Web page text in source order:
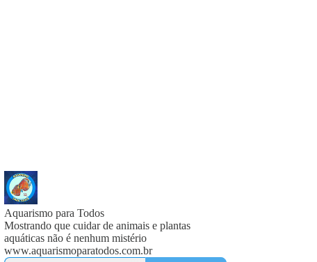
Aquarismo para Todos
Mostrando que cuidar de animais e plantas
aquáticas não é nenhum mistério
www.aquarismoparatodos.com.br